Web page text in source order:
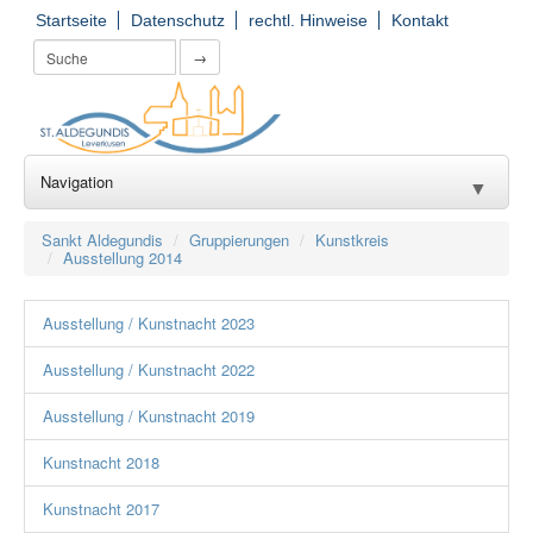
Startseite Datenschutz rechtl. Hinweise Kontakt
→
Navigation ▼
Wir für Sie
Kirchorte
Einrichtungen ▼
Gruppierungen ▼
Gemeinde(er)leben ▼
Sankt Aldegundis Gruppierungen Kunstkreis
Ausstellung 2014
Ausstellung / Kunstnacht 2023
Ausstellung / Kunstnacht 2022
Ausstellung / Kunstnacht 2019
Kunstnacht 2018
Kunstnacht 2017